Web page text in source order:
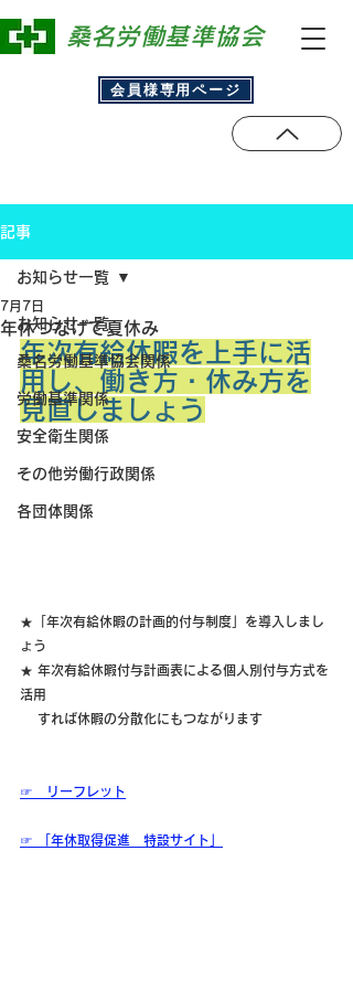
​桑名労働基準協会
会員様専用ページ
記事
お知らせ一覧
桑名労働基準協会関係
労働基準関係
安全衛生関係
その他労働行政関係
各団体関係
お知らせ一覧
年休つなげて夏休み
7月7日
年次有給休暇を上手に活
用し、働き方・休み方を
見直しましょう
★「年次有給休暇の計画的付与制度」を導入しまし
ょう
★ 年次有給休暇付与計画表による個人別付与方式を
活用
すれば休暇の分散化にもつながります
☞　リーフレット
☞ 「年休取得促進　特設サイト」